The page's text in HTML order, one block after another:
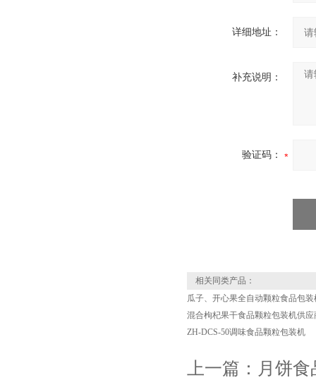
详细地址：
补充说明：
验证码：
相关同类产品：
瓜子、开心果全自动颗粒食品包装
混合枸杞果干食品颗粒包装机供应
ZH-DCS-50调味食品颗粒包装机
上一篇： 月饼